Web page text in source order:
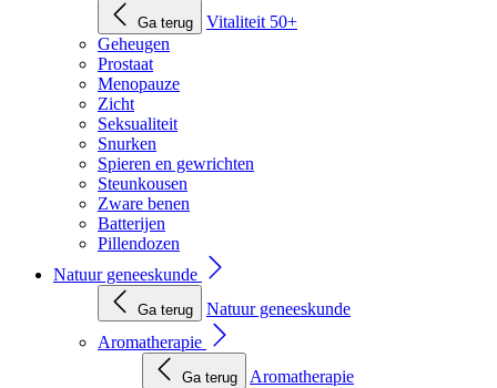
Ga terug
Vitaliteit 50+
Geheugen
Prostaat
Menopauze
Zicht
Seksualiteit
Snurken
Spieren en gewrichten
Steunkousen
Zware benen
Batterijen
Pillendozen
Natuur geneeskunde
Ga terug
Natuur geneeskunde
Aromatherapie
Ga terug
Aromatherapie